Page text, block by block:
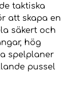
taktiska
att skapa en
säkert och
hög
spelplaner
pussel